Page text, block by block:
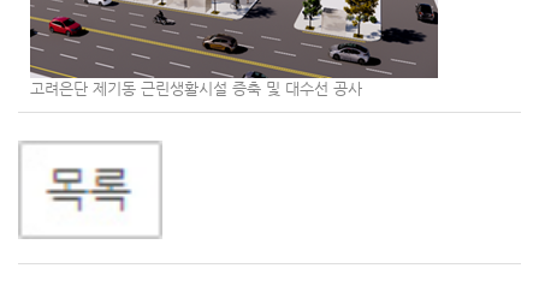
고려은단 제기동 근린생활시설 증축 및 대수선 공사